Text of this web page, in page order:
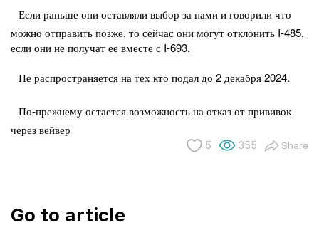
Если раньше они оставляли выбор за нами и говорили что
можно отправить позже, то сейчас они могут отклонить I-485,
если они не получат ее вместе с I-693.
Не распространяется на тех кто подал до 2 декабря 2024.
По-прежнему остается возможность на отказ от прививок
через вейвер
5 355 Share
Go to article